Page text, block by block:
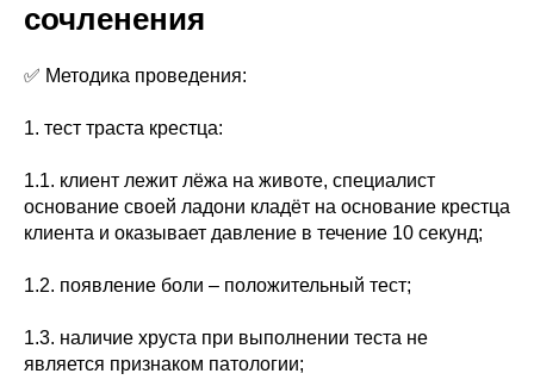
сочленения
✅ Методика проведения:
1. тест траста крестца:
1.1. клиент лежит лёжа на животе, специалист
основание своей ладони кладёт на основание крестца
клиента и оказывает давление в течение 10 секунд;
1.2. появление боли – положительный тест;
1.3. наличие хруста при выполнении теста не
является признаком патологии;